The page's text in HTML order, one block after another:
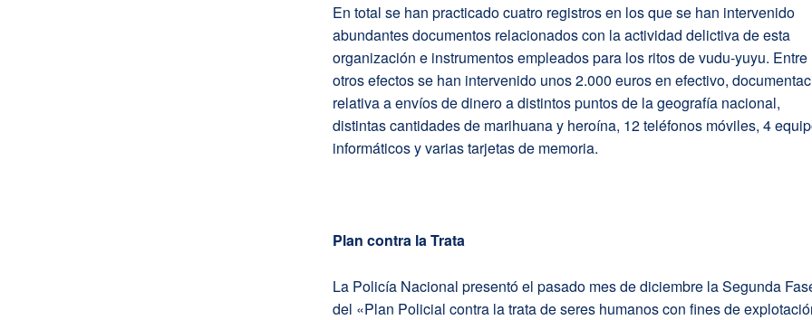
En total se han practicado cuatro registros en los que se han intervenido
abundantes documentos relacionados con la actividad delictiva de esta
organización e instrumentos empleados para los ritos de vudu-yuyu. Entre
otros efectos se han intervenido unos 2.000 euros en efectivo,
relativa a envíos de dinero a distintos puntos de la geografía nacional,
distintas cantidades de marihuana y heroína, 12 teléfonos móviles, 4
informáticos y varias tarjetas de memoria.
Plan contra la Trata
La Policía Nacional presentó el pasado mes de diciembre la Segunda
del «Plan Policial contra la trata de seres humanos con fines de